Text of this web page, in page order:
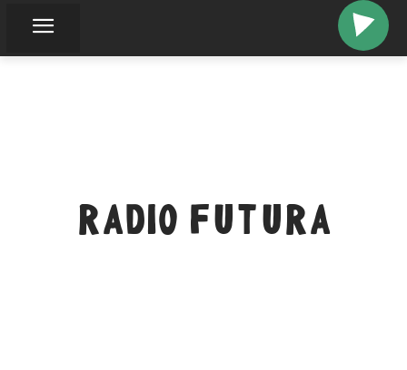
RADIO FUTURA